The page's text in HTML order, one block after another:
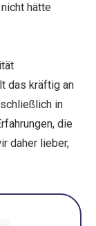
hätte
das kräftig an
in
die
daher lieber,